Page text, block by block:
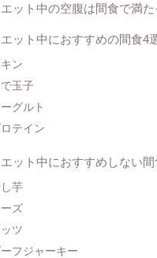
ット中の空腹は間食で満た
ット中におすすめの間食4
ン
玉子
グルト
テイン
ット中におすすめしない間
芋
ズ
ツ
ーフジャーキー